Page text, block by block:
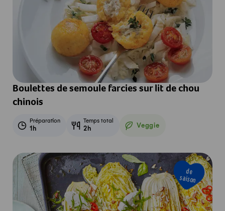
Boulettes de semoule farcies sur lit de chou
chinois
Préparation
1h
Temps total
2h Veggie
Veggie
de
saison